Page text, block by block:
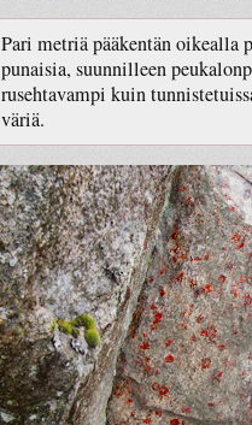
Pari metriä pääkentän oikealla
punaisia, suunnilleen
rusehtavampi kuin
väriä.